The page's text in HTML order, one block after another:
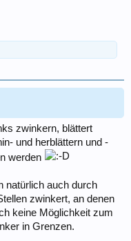
zwinkern, blättert
und herblättern und -
werden
natürlich auch durch
zwinkert, an denen
keine Möglichkeit zum
in Grenzen.